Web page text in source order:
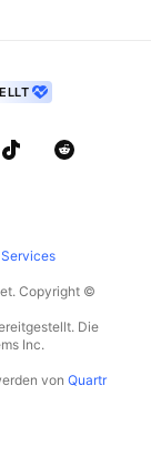
Copyright ©
Die
Inc.
von Quartr